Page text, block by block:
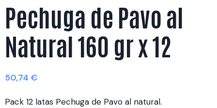
Pechuga de Pavo al
Natural 160 gr x 12
50,74 €
Pack 12 latas Pechuga de Pavo al natural.